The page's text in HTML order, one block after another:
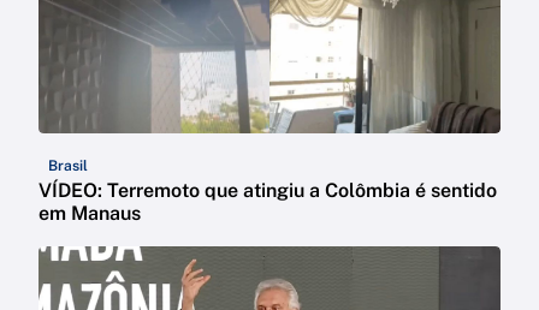
Brasil
VÍDEO: Terremoto que atingiu a Colômbia é sentido
em Manaus